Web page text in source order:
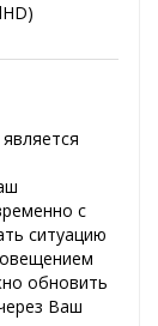
с
ситуацию
обновить
Ваш